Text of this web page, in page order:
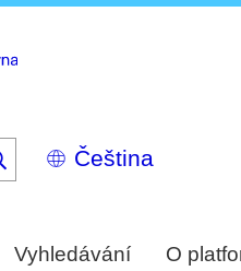
Select
your
Vyhledávání O